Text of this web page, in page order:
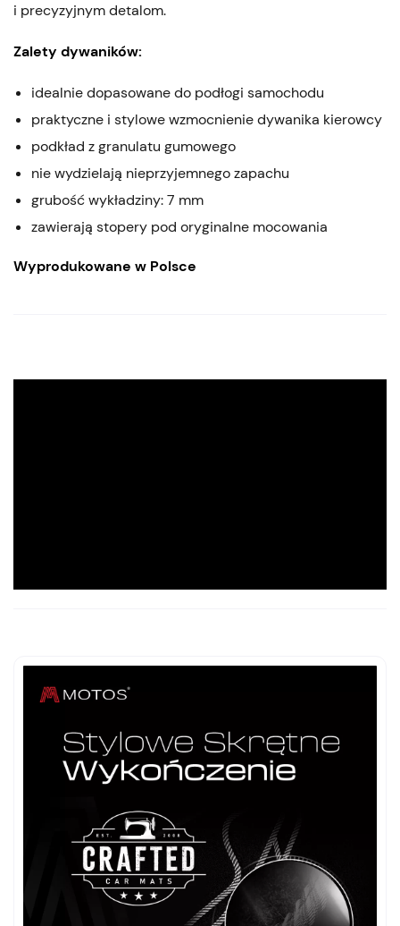
i precyzyjnym detalom.
Zalety dywaników:
idealnie dopasowane do podłogi samochodu
praktyczne i stylowe wzmocnienie dywanika kierowcy
podkład z granulatu gumowego
nie wydzielają nieprzyjemnego zapachu
grubość wykładziny: 7 mm
zawierają stopery pod oryginalne mocowania
Wyprodukowane w Polsce